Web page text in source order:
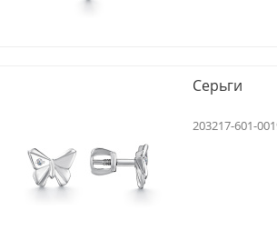
Серьги
203217-601-